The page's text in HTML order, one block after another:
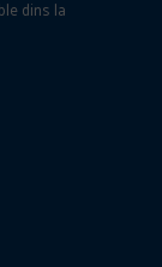
dins la